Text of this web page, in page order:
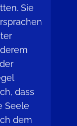
Sie
dass
Seele
dem